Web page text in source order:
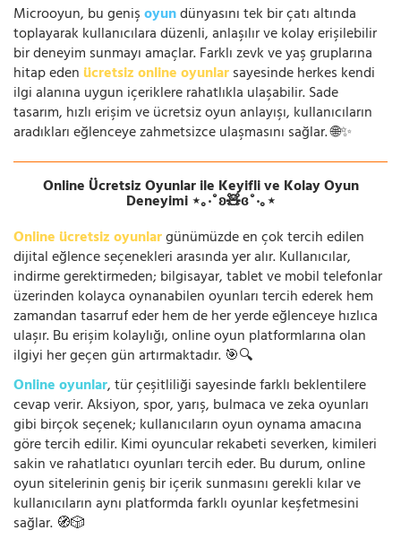
Microoyun, bu genişoyundünyasını tek bir çatı altında
toplayarak kullanıcılara düzenli, anlaşılır ve kolay erişilebilir
bir deneyim sunmayı amaçlar. Farklı zevk ve yaş gruplarına
hitap eden ücretsiz online oyunlarsayesinde herkes kendi
ilgi alanına uygun içeriklere rahatlıkla ulaşabilir. Sade
tasarım, hızlı erişim ve ücretsiz oyun anlayışı, kullanıcıların
aradıkları eğlenceye zahmetsizce ulaşmasını sağlar. 🌐✨
Online Ücretsiz Oyunlar ile Keyifli ve Kolay Oyun
Deneyimi ⋆｡‧˚ʚ🧸ɞ˚‧｡⋆
Online ücretsiz oyunlargünümüzde en çok tercih edilen
dijital eğlence seçenekleri arasında yer alır. Kullanıcılar,
indirme gerektirmeden; bilgisayar, tablet ve mobil telefonlar
üzerinden kolayca oynanabilen oyunları tercih ederek hem
zamandan tasarruf eder hem de her yerde eğlenceye hızlıca
ulaşır. Bu erişim kolaylığı, online oyun platformlarına olan
ilgiyi her geçen gün artırmaktadır. 🎯🔍
Online oyunlar, tür çeşitliliği sayesinde farklı beklentilere
cevap verir. Aksiyon, spor, yarış, bulmaca ve zeka oyunları
gibi birçok seçenek; kullanıcıların oyun oynama amacına
göre tercih edilir. Kimi oyuncular rekabeti severken, kimileri
sakin ve rahatlatıcı oyunları tercih eder. Bu durum, online
oyun sitelerinin geniş bir içerik sunmasını gerekli kılar ve
kullanıcıların aynı platformda farklı oyunlar keşfetmesini
sağlar. 🧭🎲